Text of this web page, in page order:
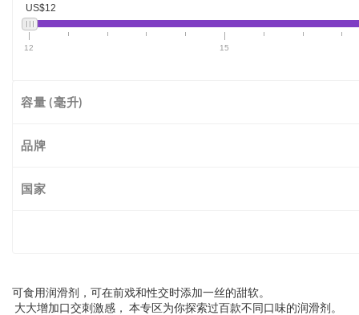
US$12
12 15
容量 (毫升)
品牌
国家
可食用润滑剂，可在前戏和性交时添加一丝的甜软。
大大增加口交刺激感， 本专区为你探索过百款不同口味的润滑剂。